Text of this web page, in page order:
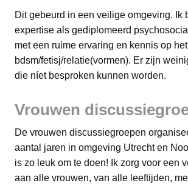
Dit gebeurd in een veilige omgeving. Ik
expertise als gediplomeerd
met een ruime ervaring en kennis op
bdsm/fetisj/relatie(vormen). Er zijn
die níet besproken kunnen worden.
Vrouwen
De vrouwen discussiegroepen
aantal jaren in omgeving Utrecht en
is zo leuk om te doen! Ik zorg voor een
aan alle vrouwen, van alle leeftijden,